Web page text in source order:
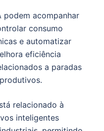
podem acompanhar
consumo
e automatizar
eficiência
a paradas
relacionado à
inteligentes